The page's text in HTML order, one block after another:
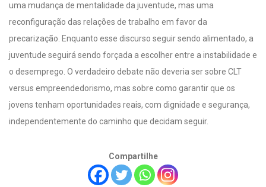
uma mudança de mentalidade da juventude, mas uma
reconfiguração das relações de trabalho em favor da
precarização. Enquanto esse discurso seguir sendo alimentado, a
juventude seguirá sendo forçada a escolher entre a instabilidade e
o desemprego. O verdadeiro debate não deveria ser sobre CLT
versus empreendedorismo, mas sobre como garantir que os
jovens tenham oportunidades reais, com dignidade e segurança,
independentemente do caminho que decidam seguir.
Compartilhe